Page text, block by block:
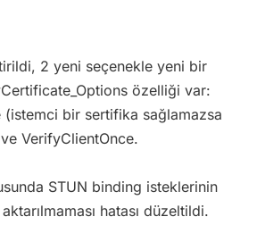
2 yeni seçenekle yeni bir
özelliği var:
bir sertifika sağlamazsa
ve VerifyClientOnce.
STUN binding isteklerinin
hatası düzeltildi.